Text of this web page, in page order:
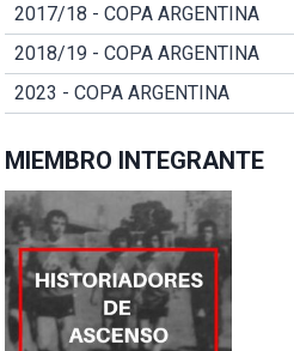
2017/18 - COPA ARGENTINA
2018/19 - COPA ARGENTINA
2023 - COPA ARGENTINA
MIEMBRO INTEGRANTE